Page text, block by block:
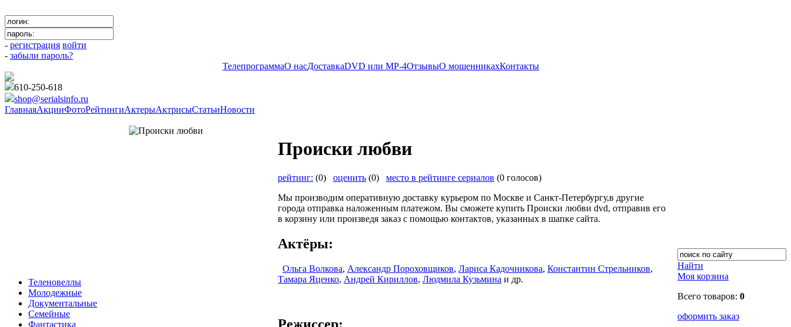
- регистрация войти
- забыли пароль?
ТелепрограммаО насДоставкаDVD или MP-4ОтзывыО мошенникахКонтакты
610-250-618
shop@serialsinfo.ru
ГлавнаяАкцииФотоРейтингиАктерыАктрисыСтатьиНовости
Теленовеллы
Молодежные
Документальные
Семейные
Фантастика
Происки любви
рейтинг: (0) оценить (0) место в рейтинге сериалов (0 голосов)
Мы производим оперативную доставку курьером по Москве и Санкт-Петербургу,в другие
города отправка наложенным платежом. Вы сможете купить Происки любви dvd, отправив его
в корзину или произведя заказ с помощью контактов, указанных в шапке сайта.
Актёры:
Ольга Волкова, Александр Пороховщиков, Лариса Кадочникова, Константин Стрельников,
Тамара Яценко, Андрей Кириллов, Людмила Кузьмина и др.
Режиссер:
Найти
Моя корзина
Всего товаров: 0
оформить заказ